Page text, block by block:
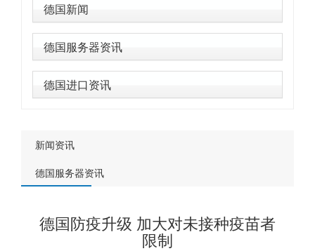
德国新闻
德国服务器资讯
德国进口资讯
新闻资讯
德国服务器资讯
德国防疫升级 加大对未接种疫苗者
限制